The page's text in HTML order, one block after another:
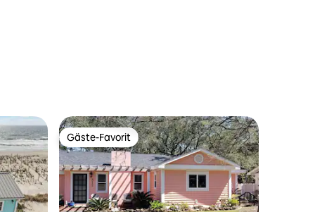
Gäste-Favorit
Gäste-Favorit